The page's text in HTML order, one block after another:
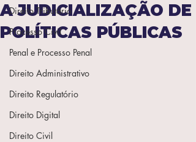
Direito Tributário
Processo Civil
Penal e Processo Penal
Direito Administrativo
Direito Regulatório
Direito Digital
Direito Civil
A JUDICIALIZAÇÃO DE
POLÍTICAS PÚBLICAS